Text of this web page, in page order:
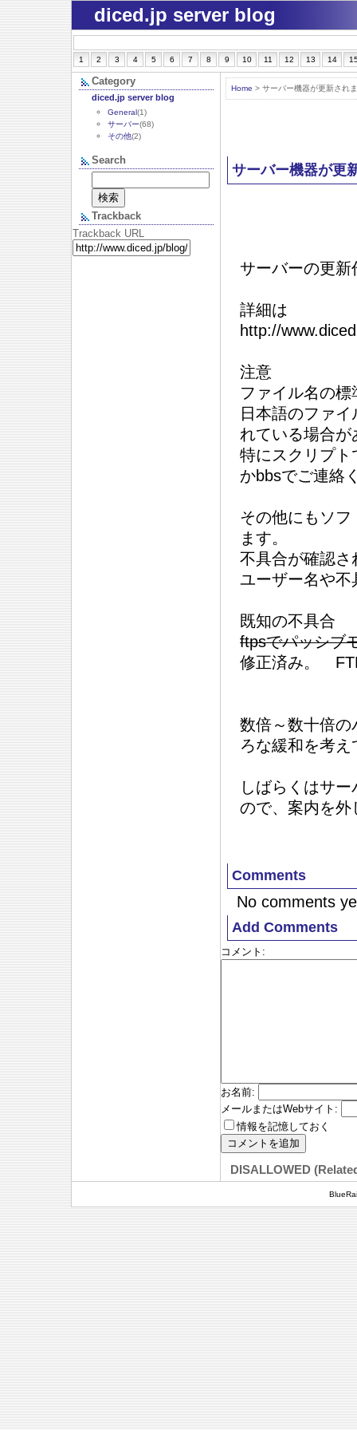
diced.jp server blog
1 2 3 4 5 6 7 8 9 10 11 12 13 14
Home > サーバー機器が更新され
サーバー機器が更
サーバーの更新
詳細は
http://
注意
ファイル名の
日本語のファ
れている場合が
特にスクリプト
かbbsでご連絡
その他にもソ
ます。
不具合が確認さ
ユーザー名や不
既知の不具合
ftpsでパッシブ
修正済み。
数倍～数十倍の
ろな緩和を考
しばらくはサ
ので、案内を外
Comments
No comments
Add Comments
コメント :
お名前:
メールまたはWebサイト :
情報を記憶しておく
DISALLOWED
Category
diced.jp server blog
General(1)
サーバー(68)
その他(2)
Search
Trackback
Trackback URL